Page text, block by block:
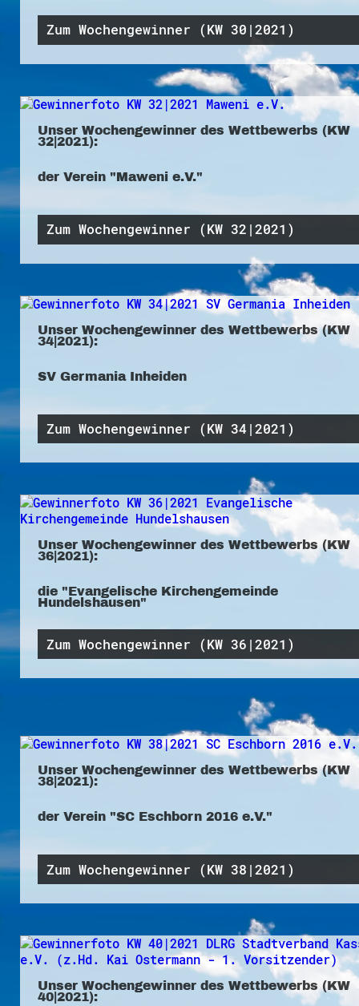
Zum Wochengewinner (KW 30|2021)
Unser Wochengewinner des Wettbewerbs (KW
32|2021):
der Verein "Maweni e.V."
Zum Wochengewinner (KW 32|2021)
Unser Wochengewinner des Wettbewerbs (KW
34|2021):
SV Germania Inheiden
Zum Wochengewinner (KW 34|2021)
Unser Wochengewinner des Wettbewerbs (KW
36|2021):
die "Evangelische Kirchengemeinde
Hundelshausen"
Zum Wochengewinner (KW 36|2021)
Unser Wochengewinner des Wettbewerbs (KW
38|2021):
der Verein "SC Eschborn 2016 e.V."
Zum Wochengewinner (KW 38|2021)
Unser Wochengewinner des Wettbewerbs (KW
40|2021):